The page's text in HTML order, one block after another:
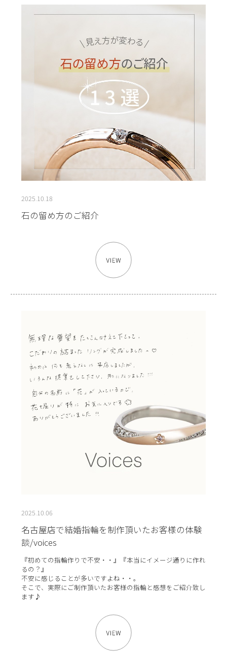
2025.10.18
石の留め方のご紹介
2025.10.06
名古屋店で結婚指輪を制作頂いたお客様の体験
談/voices
『初めての指輪作りで不安・・』『本当にイメージ通りに作れ
るの？』
不安に感じることが多いですよね・・。
そこで、実際にご制作頂いたお客様の指輪と感想をご紹介致し
ます♪